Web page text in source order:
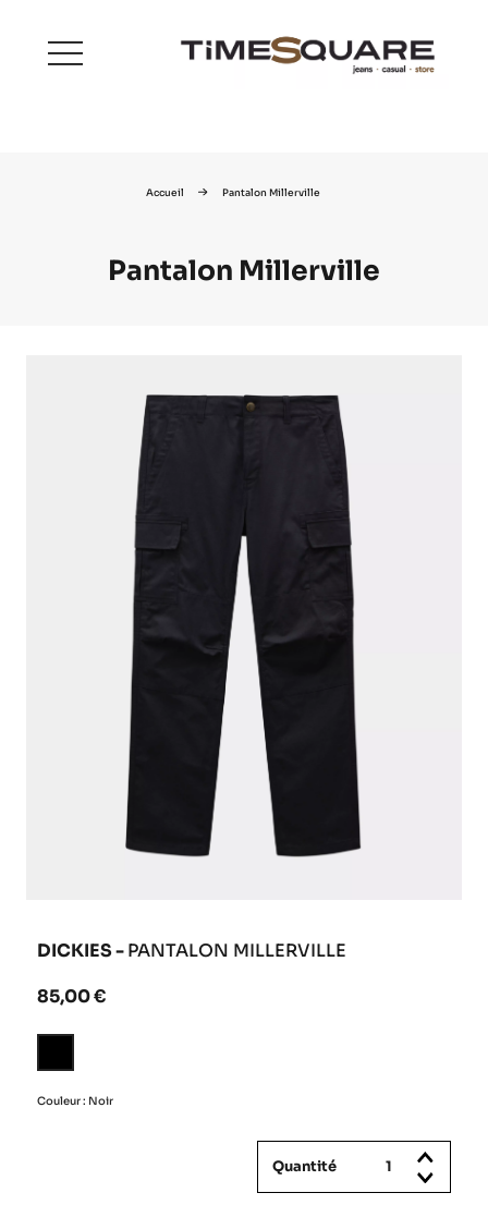
menu
Accueil Pantalon Millerville
Pantalon Millerville
DICKIES -PANTALON MILLERVILLE
85,00 €
Couleur : Noir
Quantité